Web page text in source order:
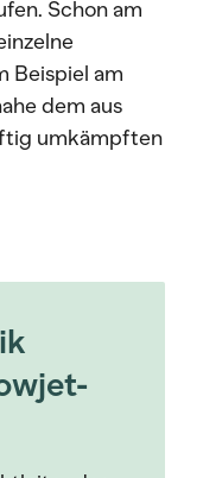
Schon am
Beispiel am
dem aus
umkämpften